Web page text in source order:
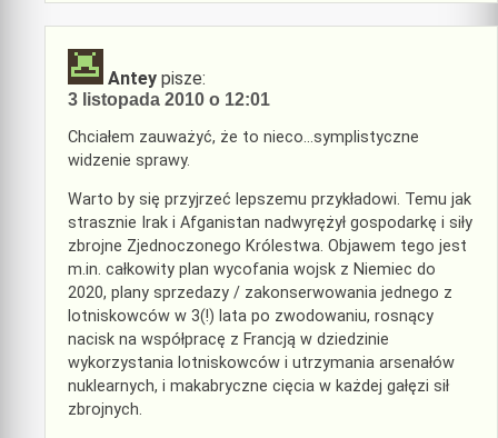
Antey pisze:
3 listopada 2010 o 12:01
Chciałem zauważyć, że to nieco…symplistyczne
widzenie sprawy.
Warto by się przyjrzeć lepszemu przykładowi. Temu jak
strasznie Irak i Afganistan nadwyrężył gospodarkę i siły
zbrojne Zjednoczonego Królestwa. Objawem tego jest
m.in. całkowity plan wycofania wojsk z Niemiec do
2020, plany sprzedazy / zakonserwowania jednego z
lotniskowców w 3(!) lata po zwodowaniu, rosnący
nacisk na współpracę z Francją w dziedzinie
wykorzystania lotniskowców i utrzymania arsenałów
nuklearnych, i makabryczne cięcia w każdej gałęzi sił
zbrojnych.